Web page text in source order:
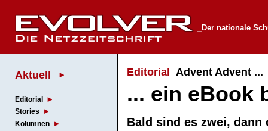
_Der nationale
Aktuell
Editorial
Stories
Kolumnen
Editorial_ Advent Advent ...
... ein eBook
Bald sind es zwei, dann